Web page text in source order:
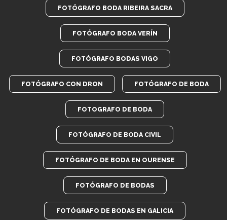
FOTÓGRAFO BODA RIBEIRA SACRA
FOTÓGRAFO BODA VERÍN
FOTÓGRAFO BODAS VIGO
FOTÓGRAFO CON DRON FOTÓGRAFO DE BODA
FOTOGRAFO DE BODA
FOTÓGRAFO DE BODA CIVIL
FOTÓGRAFO DE BODA EN OURENSE
FOTÓGRAFO DE BODAS
FOTÓGRAFO DE BODAS EN GALICIA